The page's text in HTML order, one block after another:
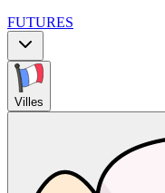
FUTURES
Villes